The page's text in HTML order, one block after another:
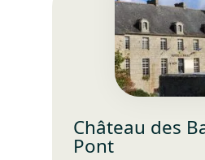
Château des
Pont